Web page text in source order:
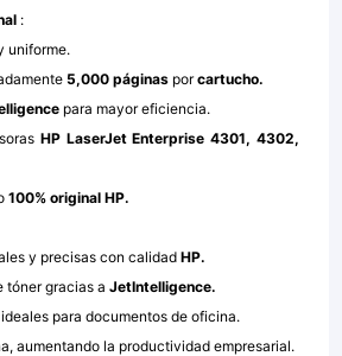
:
uniforme.
5,000 páginas porcartucho.
para mayor eficiencia.
HP LaserJet Enterprise 4301, 4302,
100% original HP.
y precisas con calidad HP.
tóner gracias aJetIntelligence.
para documentos de oficina.
aumentando la productividad empresarial.